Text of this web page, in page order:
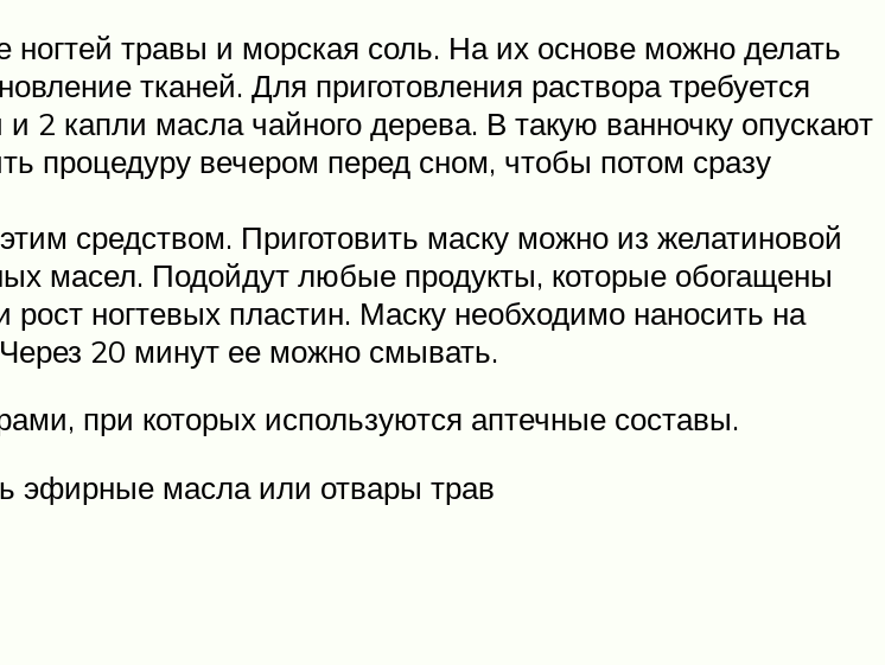
травы и морская соль. На их основе можно делать
тканей. Для приготовления раствора требуется
2 капли масла чайного дерева. В такую ванночку опускают
процедуру вечером перед сном, чтобы потом сразу
средством. Приготовить маску можно из желатиновой
масел. Подойдут любые продукты, которые обогащены
ногтевых пластин. Маску необходимо наносить на
20 минут ее можно смывать.
при которых используются аптечные составы.
эфирные масла или отвары трав